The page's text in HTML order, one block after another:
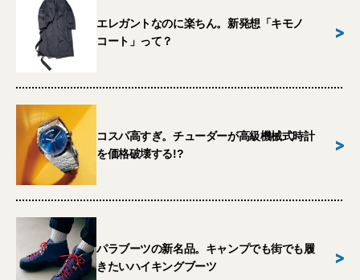
エレガントなのに楽ちん。新発想「キモノ
コート」って？
>
コスパ高すぎ。チューダーが高級機械式時計
を価格破壊する!?
>
パラブーツの新名品。キャンプでも街でも履
きたいハイキングブーツ
>